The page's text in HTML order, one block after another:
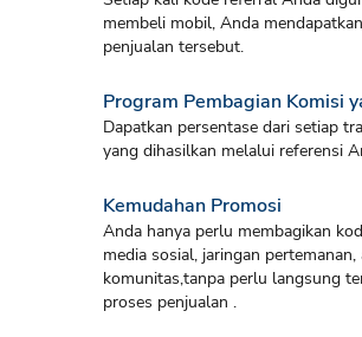
membeli mobil, Anda
penjualan tersebut.
Program Pembagian Komisi
Dapatkan persentase dari setiap
yang dihasilkan melalui referensi
Kemudahan Promosi
Anda hanya perlu membagikan
media sosial, jaringan pertemanan,
komunitas,tanpa perlu langsung
proses penjualan .